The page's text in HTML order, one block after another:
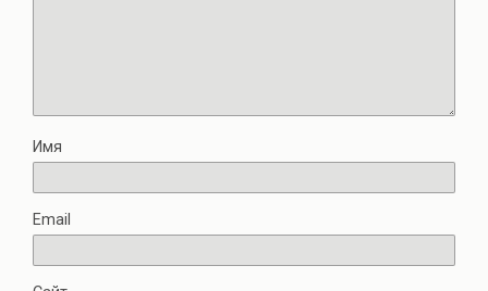
Имя
Email